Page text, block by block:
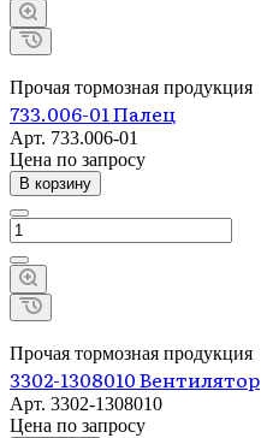
Прочая тормозная продукция
733.006-01 Палец
Арт. 733.006-01
Цена по запросу
В корзину
Прочая тормозная продукция
3302-1308010 Вентилятор
Арт. 3302-1308010
Цена по запросу